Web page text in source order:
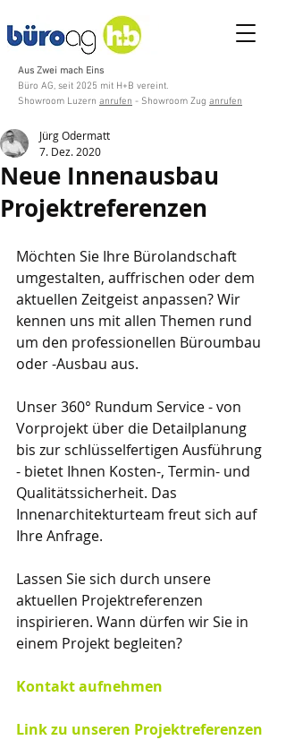
Aus Zwei mach Eins
Büro AG, seit 2025 mit H+B vereint.
Showroom Luzern anrufen - Showroom Zug anrufen
Neue Innenausbau
Projektreferenzen
Jürg Odermatt
7. Dez. 2020
Möchten Sie Ihre Bürolandschaft
umgestalten, auffrischen oder dem
aktuellen Zeitgeist anpassen? Wir
kennen uns mit allen Themen rund
um den professionellen Büroumbau
oder -Ausbau aus.
Unser 360° Rundum Service - von
Vorprojekt über die Detailplanung
bis zur schlüsselfertigen Ausführung
- bietet Ihnen Kosten-, Termin- und
Qualitätssicherheit. Das
Innenarchitekturteam freut sich auf
Ihre Anfrage.
Lassen Sie sich durch unsere
aktuellen Projektreferenzen
inspirieren. Wann dürfen wir Sie in
einem Projekt begleiten?
Kontakt aufnehmen
Link zu unseren Projektreferenzen